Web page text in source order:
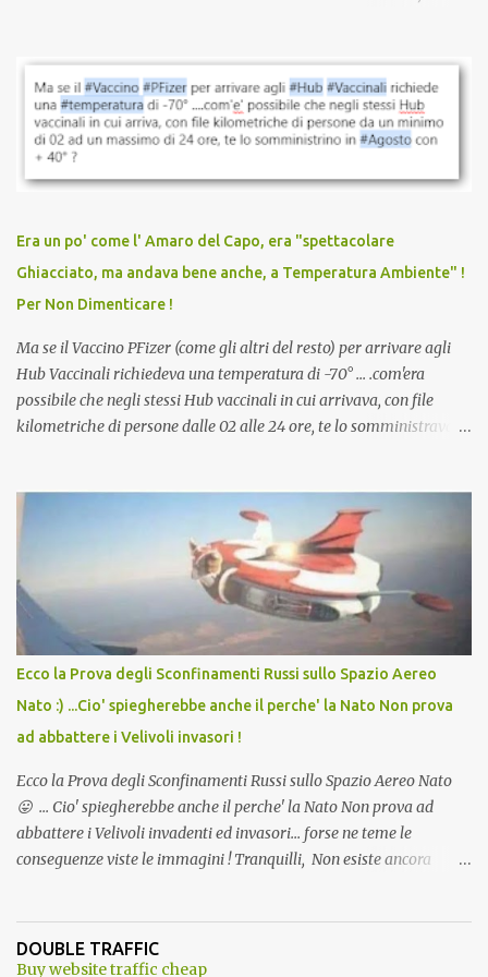
vaccinazione. Non avevamo mai sentito parlare di ricompense,
sconti, incentivi per vaccinarsi. Non avevamo mai visto
discriminazioni per coloro che non l’hanno fatto. Se non sei stato
vaccinato, nessuno aveva prima cercato di farti sentire una
persona cattiva. Non avevamo mai visto un vaccino che minacci le
vaccino usato per minacciare i mezzi di sussistenza, il lavoro o la
scuola. Non avevamo mai visto un vaccino che permettesse a un
dodicenne di ignorare il consenso dei genitori. Dopo tutti i vaccini
che abbiamo elencato sopra...
Era un po' come l' Amaro del Capo, era "spettacolare
Ghiacciato, ma andava bene anche, a Temperatura Ambiente" !
Per Non Dimenticare !
Ma se il Vaccino PFizer (come gli altri del resto) per arrivare agli
Hub Vaccinali richiedeva una temperatura di -70° ... .com'era
possibile che negli stessi Hub vaccinali in cui arrivava, con file
kilometriche di persone dalle 02 alle 24 ore, te lo somministravano
Vaccino come: l' Amaro del Capo, era "spettacolare Ghiacciato, ma
andava bene anche, a Temperatura Ambiente"! Riproponiamo
l'articolo per NON Dimenticare!
Ecco la Prova degli Sconfinamenti Russi sullo Spazio Aereo
Nato :) ...Cio' spiegherebbe anche il perche' la Nato Non prova
ad abbattere i Velivoli invasori !
Ecco la Prova degli Sconfinamenti Russi sullo Spazio Aereo Nato
😛 ... Cio' spiegherebbe anche il perche' la Nato Non prova ad
abbattere i Velivoli invadenti ed invasori... forse ne teme le
conseguenze viste le immagini ! Tranquilli, Non esiste ancora
ancora una fantasia Nato o forse una "False Flag", per provocare
una guerra mondiale che difficilmente da menti sane, potrebbe
DOUBLE TRAFFIC
Buy website traffic cheap